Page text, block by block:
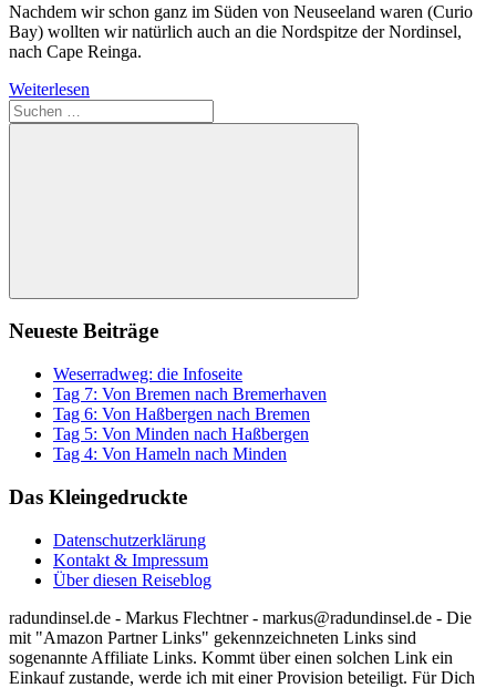
Nachdem wir schon ganz im Süden von Neuseeland waren (Curio
Bay) wollten wir natürlich auch an die Nordspitze der Nordinsel,
nach Cape Reinga.
Weiterlesen
Suchen
nach:
Suchen
Neueste Beiträge
Weserradweg: die Infoseite
Tag 7: Von Bremen nach Bremerhaven
Tag 6: Von Haßbergen nach Bremen
Tag 5: Von Minden nach Haßbergen
Tag 4: Von Hameln nach Minden
Das Kleingedruckte
Datenschutzerklärung
Kontakt & Impressum
Über diesen Reiseblog
radundinsel.de - Markus Flechtner - markus@radundinsel.de - Die
mit "Amazon Partner Links" gekennzeichneten Links sind
sogenannte Affiliate Links. Kommt über einen solchen Link ein
Einkauf zustande, werde ich mit einer Provision beteiligt. Für Dich